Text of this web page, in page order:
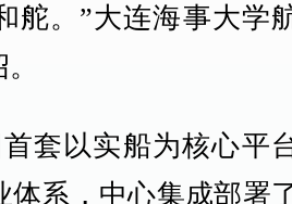
舵。”大连海事大学
套以实船为核心平
系，中心集成部署